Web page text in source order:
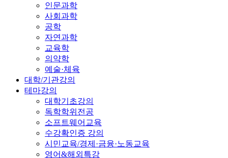
인문과학
사회과학
공학
자연과학
교육학
의약학
예술·체육
대학/기관강의
테마강의
대학기초강의
독학학위전공
소프트웨어교육
수강확인증 강의
시민교육/경제·금융·노동교육
영어&해외특강